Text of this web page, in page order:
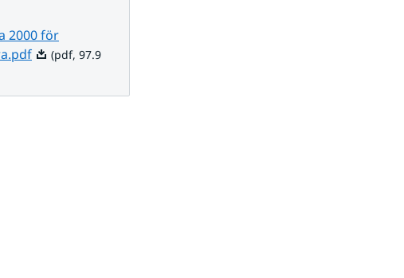
2000 för
Pdf, 97.9 kB.
(pdf, 97.9